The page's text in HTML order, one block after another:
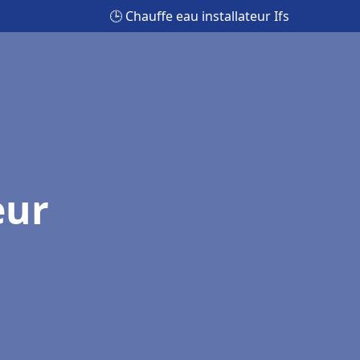
🕒 Chauffe eau installateur Ifs